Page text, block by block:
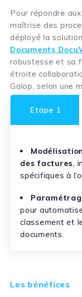
Pour répondre
maîtrise des
déployé la
Documents
robustesse et sa
étroite
Galop, selon une
Etape 1
des factures,
spécifiques à
pour
classement et
documents.
Les bénéfices